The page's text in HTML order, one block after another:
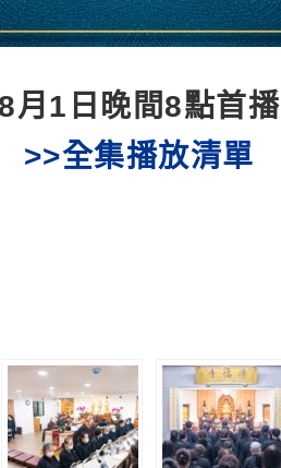
8月1日晚間8點首播
>>全集播放清單